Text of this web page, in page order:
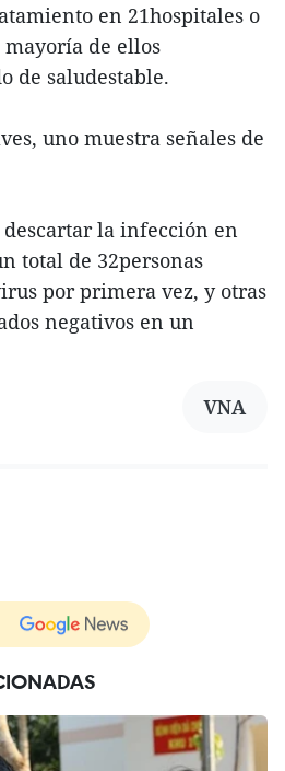
en 21hospitales o
mayoría de ellos
de saludestable.
uno muestra señales de
la infección en
total de 32personas
por primera vez, y otras
negativos en un
VNA